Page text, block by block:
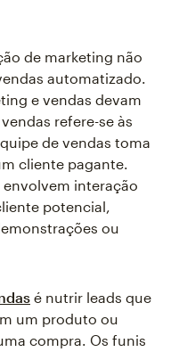
de marketing não
automatizado.
e vendas devam
refere-se às
de vendas toma
cliente pagante.
envolvem interação
potencial,
ou
é nutrir leads que
um produto ou
compra. Os funis